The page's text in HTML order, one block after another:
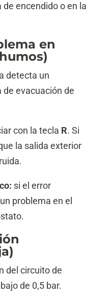
encendido o en la
en
detecta un
evacuación de
con la tecla R. Si
la salida exterior
si el error
problema en el
del circuito de
de 0,5 bar.